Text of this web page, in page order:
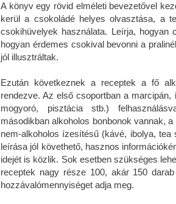
A könyv egy rövid elméleti bevezetővel
kerül a csokoládé helyes olvasztása, a
csokihüvelyek használata. Leírja, hogyan
hogyan érdemes csokival bevonni a
jól illusztráltak.
Ezután következnek a receptek a fő
rendezve. Az első csoportban a
mogyoró, pisztácia stb.)
másodikban alkoholos bonbonok vannak,
nem-alkoholos ízesítésű (kávé, ibolya, tea
leírása jól követhető, hasznos
idejét is közlik. Sok esetben szükséges
receptek nagy része 100, akár 150
hozzávalómennyiséget adja meg.